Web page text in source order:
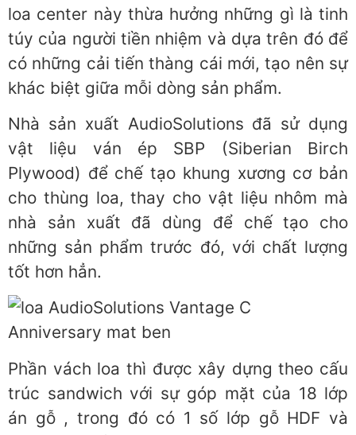
loa center này thừa hưởng những gì là tinh
túy của người tiền nhiệm và dựa trên đó để
có những cải tiến thàng cái mới, tạo nên sự
khác biệt giữa mỗi dòng sản phẩm.
Nhà sản xuất AudioSolutions đã sử dụng
vật liệu ván ép SBP (Siberian Birch
Plywood) để chế tạo khung xương cơ bản
cho thùng loa, thay cho vật liệu nhôm mà
nhà sản xuất đã dùng để chế tạo cho
những sản phẩm trước đó, với chất lượng
tốt hơn hẳn.
Phần vách loa thì được xây dựng theo cấu
trúc sandwich với sự góp mặt của 18 lớp
án gỗ , trong đó có 1 số lớp gỗ HDF và